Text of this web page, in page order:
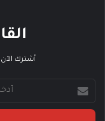
أشترك
خ